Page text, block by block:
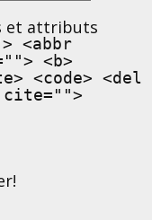
et attributs
<abbr
<b>
<code> <del
cite="">